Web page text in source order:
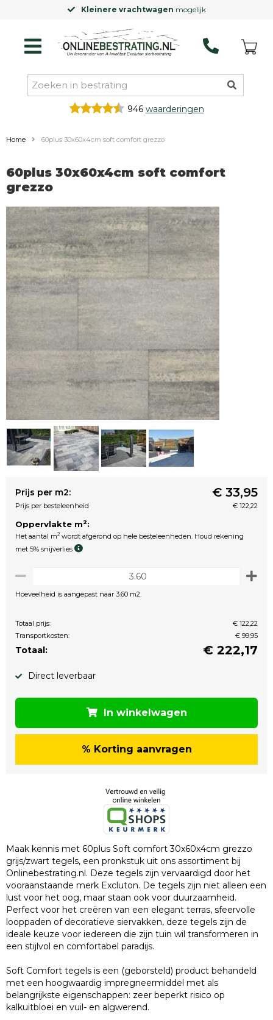
Kleinere vrachtwagen mogelijk
946 waarderingen
Home 60plus 30x60x4cm soft comfort grezzo
60plus 30x60x4cm soft comfort
grezzo
Prijs per m2: € 33,95
Prijs per besteleenheid € 122,22
Oppervlakte m2:
Het aantal m2 wordt afgerond op hele besteleenheden. Houd rekening
met 5% snijverlies
Hoeveelheid is aangepast naar 3.60 m2.
Totaal prijs:
€ 122,22
Transportkosten:
€ 99,95
Totaal: € 222,17
Direct leverbaar
In winkelwagen
% Korting aanvragen
Maak kennis met 60plus Soft comfort 30x60x4cm grezzo
grijs/zwart tegels, een pronkstuk uit ons assortiment bij
Onlinebestrating.nl. Deze tegels zijn vervaardigd door het
vooraanstaande merk Excluton. De tegels zijn niet alleen een
lust voor het oog, maar staan ook voor duurzaamheid.
Perfect voor het creëren van een elegant terras, sfeervolle
looppaden of decoratieve siervakken, deze tegels zijn de
ideale keuze voor iedereen die zijn tuin wil transformeren in
een stijlvol en comfortabel paradijs.
Soft Comfort tegels is een (geborsteld) product behandeld
met een hoogwaardig impregneermiddel met als
belangrijkste eigenschappen: zeer beperkt risico op
kalkuitbloei en vuil- en algwerend.